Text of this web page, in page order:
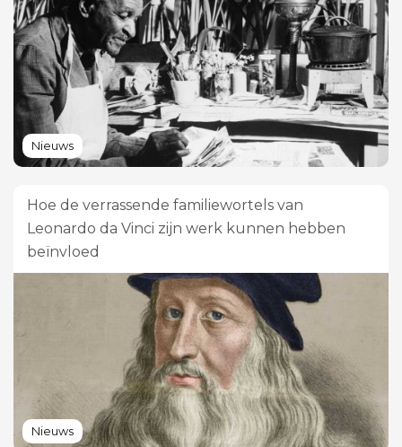
Nieuws
Hoe de verrassende familiewortels van
Leonardo da Vinci zijn werk kunnen hebben
beïnvloed
Nieuws